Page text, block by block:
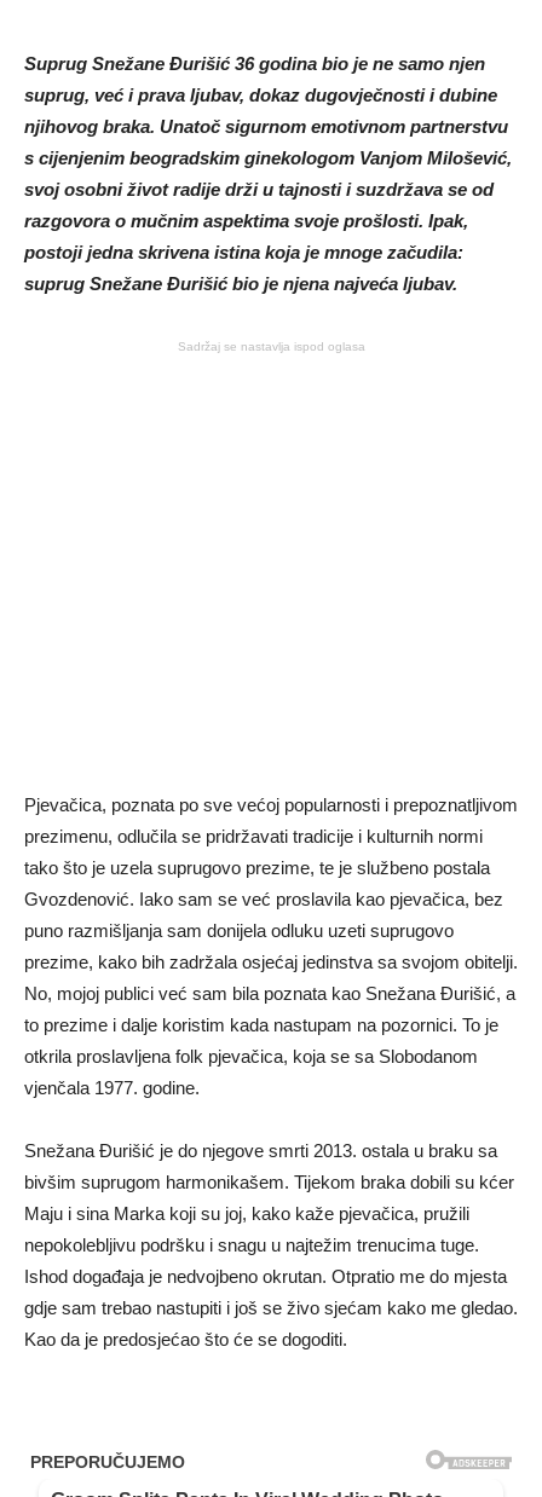
Suprug Snežane Đurišić 36 godina bio je ne samo njen
suprug, već i prava ljubav, dokaz dugovječnosti i dubine
njihovog braka. Unatoč sigurnom emotivnom partnerstvu
s cijenjenim beogradskim ginekologom Vanjom Milošević,
svoj osobni život radije drži u tajnosti i suzdržava se od
razgovora o mučnim aspektima svoje prošlosti. Ipak,
postoji jedna skrivena istina koja je mnoge začudila:
suprug Snežane Đurišić bio je njena najveća ljubav.
Sadržaj se nastavlja ispod oglasa
Pjevačica, poznata po sve većoj popularnosti i prepoznatljivom
prezimenu, odlučila se pridržavati tradicije i kulturnih normi
tako što je uzela suprugovo prezime, te je službeno postala
Gvozdenović. Iako sam se već proslavila kao pjevačica, bez
puno razmišljanja sam donijela odluku uzeti suprugovo
prezime, kako bih zadržala osjećaj jedinstva sa svojom obitelji.
No, mojoj publici već sam bila poznata kao Snežana Đurišić, a
to prezime i dalje koristim kada nastupam na pozornici. To je
otkrila proslavljena folk pjevačica, koja se sa Slobodanom
vjenčala 1977. godine.
Snežana Đurišić je do njegove smrti 2013. ostala u braku sa
bivšim suprugom harmonikašem. Tijekom braka dobili su kćer
Maju i sina Marka koji su joj, kako kaže pjevačica, pružili
nepokolebljivu podršku i snagu u najtežim trenucima tuge.
Ishod događaja je nedvojbeno okrutan. Otpratio me do mjesta
gdje sam trebao nastupiti i još se živo sjećam kako me gledao.
Kao da je predosjećao što će se dogoditi.